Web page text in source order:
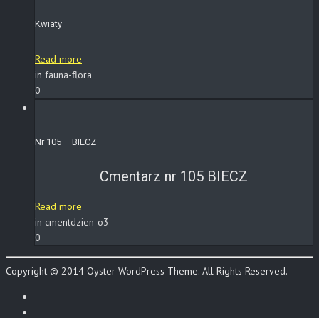
Kwiaty
Read more
in fauna-flora
0
Nr 105 – BIECZ
Cmentarz nr 105 BIECZ
Read more
in cmentdzien-o3
0
Copyright © 2014 Oyster WordPress Theme. All Rights Reserved.